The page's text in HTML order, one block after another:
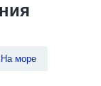
На море